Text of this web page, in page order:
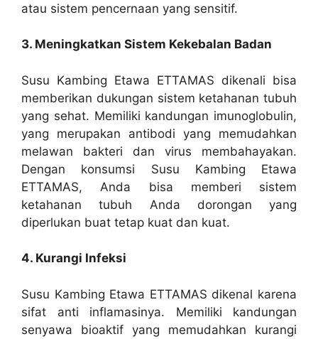
atau sistem pencernaan yang sensitif.
3. Meningkatkan Sistem Kekebalan Badan
Susu Kambing Etawa ETTAMAS dikenali bisa
memberikan dukungan sistem ketahanan tubuh
yang sehat. Memiliki kandungan imunoglobulin,
yang merupakan antibodi yang memudahkan
melawan bakteri dan virus membahayakan.
Dengan konsumsi Susu Kambing Etawa
ETTAMAS, Anda bisa memberi sistem
ketahanan tubuh Anda dorongan yang
diperlukan buat tetap kuat dan kuat.
4. Kurangi Infeksi
Susu Kambing Etawa ETTAMAS dikenal karena
sifat anti inflamasinya. Memiliki kandungan
senyawa bioaktif yang memudahkan kurangi